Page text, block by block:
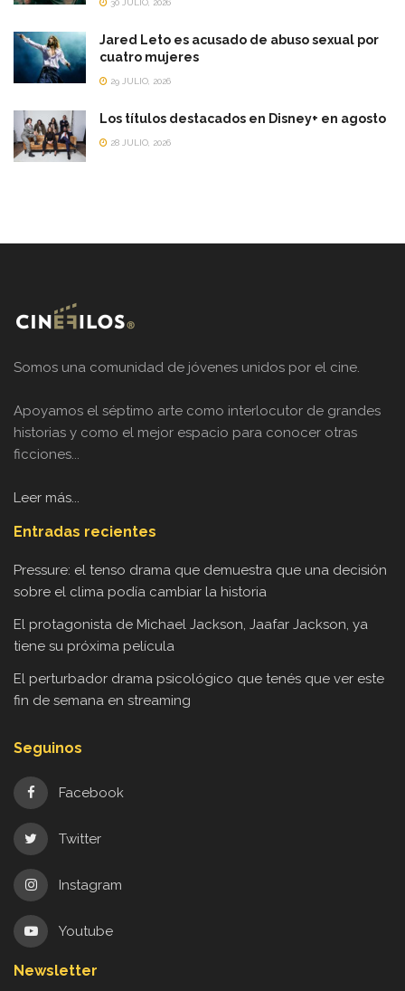
30 JULIO, 2026
Jared Leto es acusado de abuso sexual por
cuatro mujeres
29 JULIO, 2026
Los títulos destacados en Disney+ en agosto
28 JULIO, 2026
Somos una comunidad de jóvenes unidos por el cine.
Apoyamos el séptimo arte como interlocutor de grandes
historias y como el mejor espacio para conocer otras
ficciones...
Leer más...
Entradas recientes
Pressure: el tenso drama que demuestra que una decisión
sobre el clima podía cambiar la historia
El protagonista de Michael Jackson, Jaafar Jackson, ya
tiene su próxima película
El perturbador drama psicológico que tenés que ver este
fin de semana en streaming
Seguinos
Facebook
Twitter
Instagram
Youtube
Newsletter